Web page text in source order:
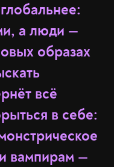
а люди —
образах
всё
в себе:
вампирам —